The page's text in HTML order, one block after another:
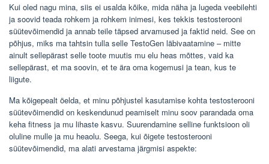
Kui oled nagu mina, siis ei usalda kõike, mida näha ja lugeda veebilehti
ja soovid teada rohkem ja rohkem inimesi, kes tekkis testosterooni
süütevõimendid ja annab teile täpsed arvamused ja faktid neid. See on
põhjus, miks ma tahtsin tulla selle TestoGen läbivaatamine – mitte
ainult sellepärast selle toote muutis mu elu heas mõttes, vaid ka
sellepärast, et ma soovin, et te ära oma kogemusi ja tean, kus te
liigute.
Ma kõigepealt öelda, et minu põhjustel kasutamise kohta testosterooni
süütevõimendid on keskendunud peamiselt minu soov parandada oma
keha fitness ja mu lihaste kasvu. Suurendamine selline funktsioon oli
oluline mulle ja mu heaolu. Seega, kui õigete testosterooni
süütevõimendid, ma alati arvestama järgmisi aspekte: